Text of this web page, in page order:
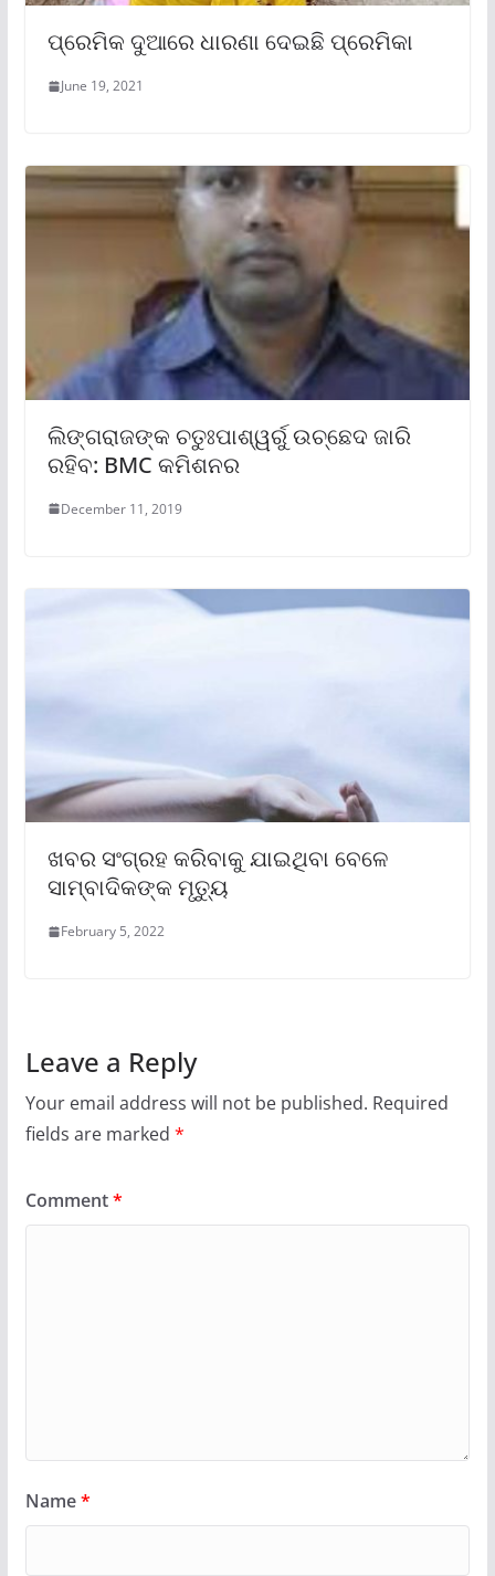
ପ୍ରେମିକ ଦୁଆରେ ଧାରଣା ଦେଇଛି ପ୍ରେମିକା
June 19, 2021
ଲିଙ୍ଗରାଜଙ୍କ ଚତୁଃପାଶ୍ୱର୍ରୁ ଉଚ୍ଛେଦ ଜାରି
ରହିବ: BMC କମିଶନର
December 11, 2019
ଖବର ସଂଗ୍ରହ କରିବାକୁ ଯାଇଥିବା ବେଳେ
ସାମ୍ବାଦିକଙ୍କ ମୃତ୍ୟୁ
February 5, 2022
Leave a Reply
Your email address will not be published. Required
fields are marked *
Comment*
Name*